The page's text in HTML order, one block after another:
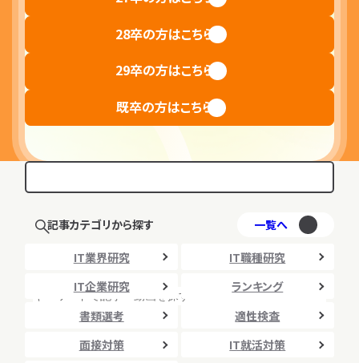
面接対策 内定獲得
相談する
28卒の方はこちら
29卒の方はこちら
既卒の方はこちら
記事カテゴリから探す 一覧へ
IT業界研究
IT職種研究
IT企業研究
ランキング
書類選考
適性検査
面接対策
IT就活対策